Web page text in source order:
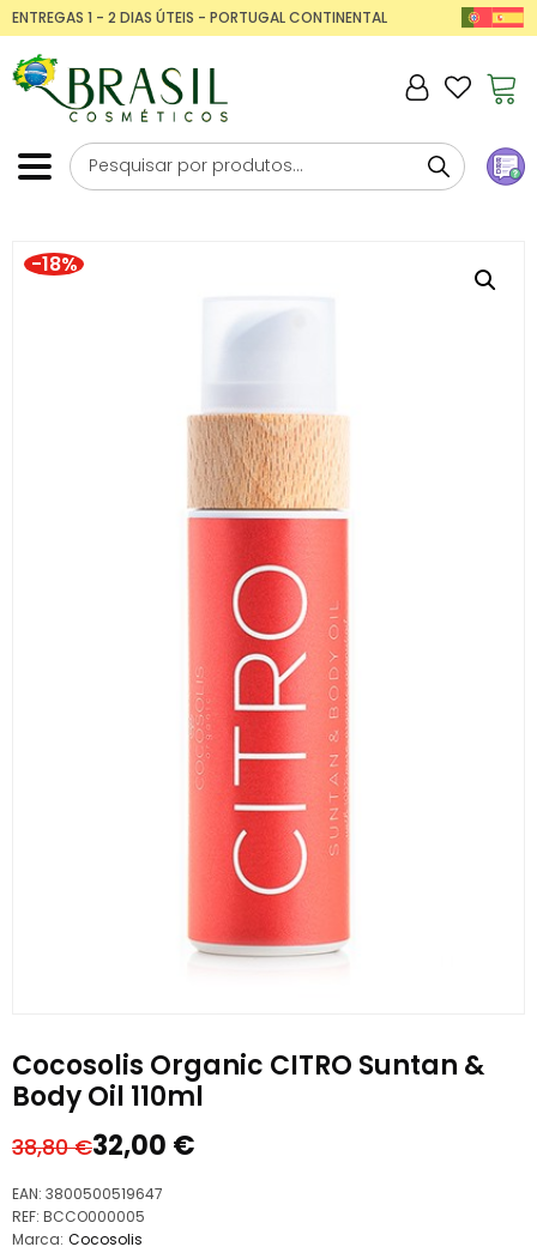
ENTREGAS 1 - 2 DIAS ÚTEIS - PORTUGAL CONTINENTAL
-18%
Cocosolis Organic CITRO Suntan &
Body Oil 110ml
38,80€
O
preço
original
era:
32,00 €
O
preço
atual
é:
EAN: 3800500519647
REF: BCCO000005
Marca: Cocosolis